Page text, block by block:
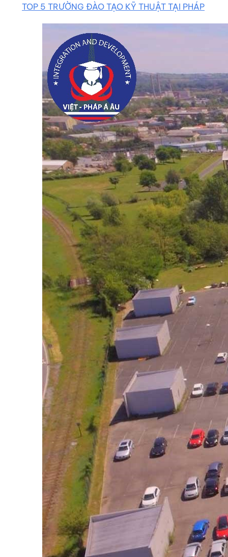
TOP 5 TRƯỜNG ĐÀO TẠO KỸ THUẬT TẠI PHÁP